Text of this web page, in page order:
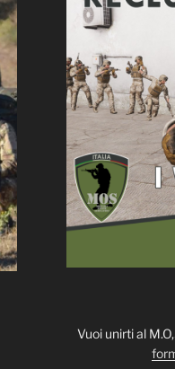
Vuoi unirti al